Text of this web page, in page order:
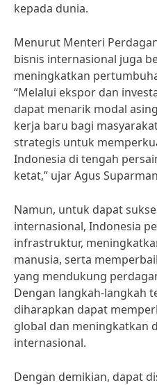
kepada dunia.
Menurut Menteri
bisnis internasional juga
meningkatkan
“Melalui ekspor dan
dapat menarik modal
kerja baru bagi
strategis untuk
Indonesia di tengah
ketat,” ujar Agus
Namun, untuk dapat
internasional, Indonesia
infrastruktur,
manusia, serta
yang mendukung
Dengan langkah-langkah
diharapkan dapat
global dan meningkatkan
internasional.
Dengan demikian, dapat